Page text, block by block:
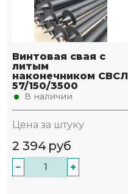
Винтовая свая с
литым
наконечником СВСЛ
57/150/3500
В наличии
Цена за штуку
2 394 руб
− +